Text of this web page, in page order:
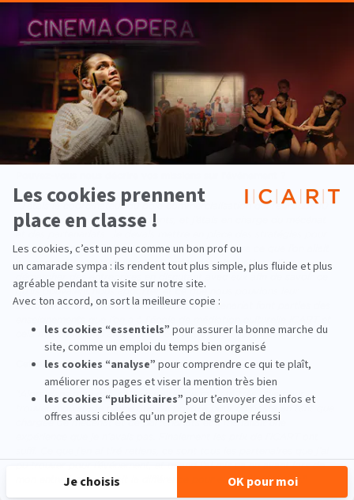
étudiants en management culturel pour la prochaine édition des Prix
de l’ICART ?
Pour les artistes, ce serait de la rigueur. On n'y pense pas toujours,
mais ça fait vraiment plaisir de recevoir un appel à projet très carré,
avec toutes les informations nécessaires, qui donne envie.
Pour les futurs Icartiens, ce serait la communication. C’est important
de savoir communiquer car on est beaucoup d’élèves sur ce projet.
Si les infos ne passent pas auprès de tout le monde, ça peut créer
des soucis par la suite.
”
“J’étais le coordinateur du pôle commercialisation qui regroupe 10
personnes pour les 4 événements, et j’étais en charge du mécénat
et des partenariats. Je devais mettre en place des stratégies pour
savoir comment aller chercher les gens ou encore ce que l’on allait
proposer. Concrètement, c’était créer des plaquettes, aller
démarcher des entreprises en discutant avec eux afin de savoir ce
qu’ils pouvaient nous apporter et ce que nous pouvions leur
apporter en échange. Le mécénat et le partenariat font parties des
cela m’a beaucoup aidé dans mes missions sur l’événement. ”
Cette expérience a-t-elle été professionnalisante pour vous ?
Alors dans mon cas, cette expérience m’a été très utile pour
trouver mon stage parce que j’ai postulé pour un poste en tant que
chargée de mécénat et de partenariats et il me fallait une
pu trouver pour l’événement, et quand j’ai mis ça en avant lors de
mon entretien, ça a fait la différence pour eux et j’ai été pris.